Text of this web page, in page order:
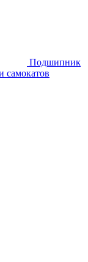
Подшипник
самокатов